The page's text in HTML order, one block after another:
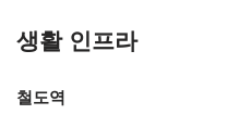
생활 인프라
철도역